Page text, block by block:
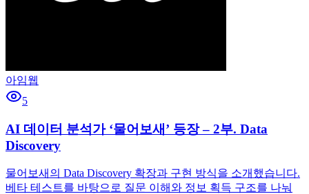
아임웹
5
AI 데이터 분석가 ‘물어보새’ 등장 – 2부. Data
Discovery
물어보새의 Data Discovery 확장과 구현 방식을 소개했습니다.
베타 테스트를 바탕으로 질문 이해와 정보 획득 구조를 나눠